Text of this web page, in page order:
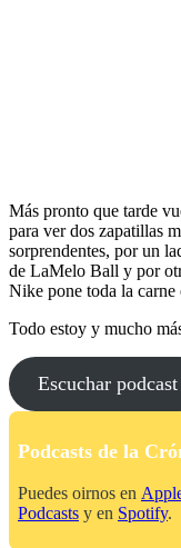
Más pronto que tarde
para ver dos zapatillas
sorprendentes, por un
de LaMelo Ball y por
Nike pone toda la
Todo estoy y mucho
Escuchar podcast
Podcasts de la
Puedes oirnos en
Podcasts y en Spotify.